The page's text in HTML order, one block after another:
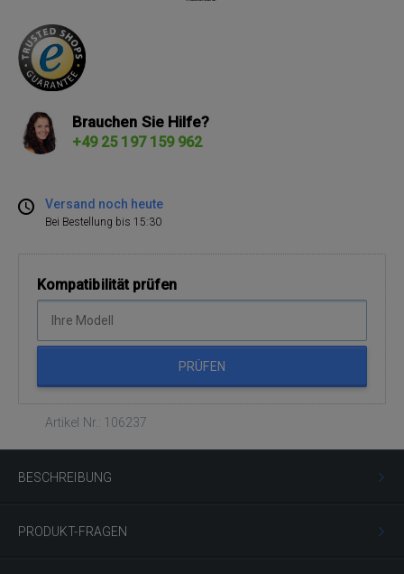
Brauchen Sie Hilfe?
+49 25 197 159 962
Versand noch heute
Bei Bestellung bis 15:30
Kompatibilität prüfen
PRÜFEN
Artikel Nr.: 106237
BESCHREIBUNG
PRODUKT-FRAGEN